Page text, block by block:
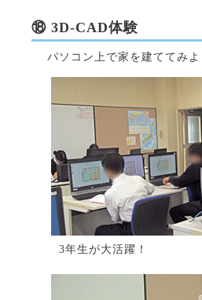
⑱ 3D-CAD体験
パソコン上で家を建ててみよ
3年生が大活躍！